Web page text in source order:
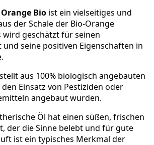
Bio ist ein vielseitiges und
der Schale der Bio-Orange
wird geschätzt für seinen
seine positiven Eigenschaften in
aus 100% biologisch angebauten
Einsatz von Pestiziden oder
angebaut wurden.
Öl hat einen süßen, frischen
der die Sinne belebt und für gute
ist ein typisches Merkmal der